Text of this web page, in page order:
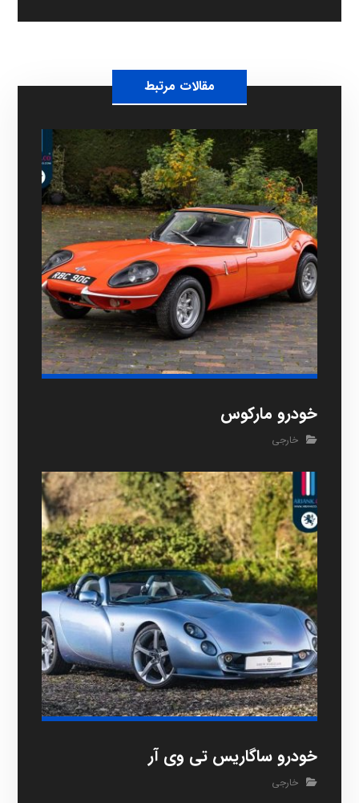
مقالات مرتبط
خودرو مارکوس
خارجی
خودرو ساگاریس تی وی آر
خارجی